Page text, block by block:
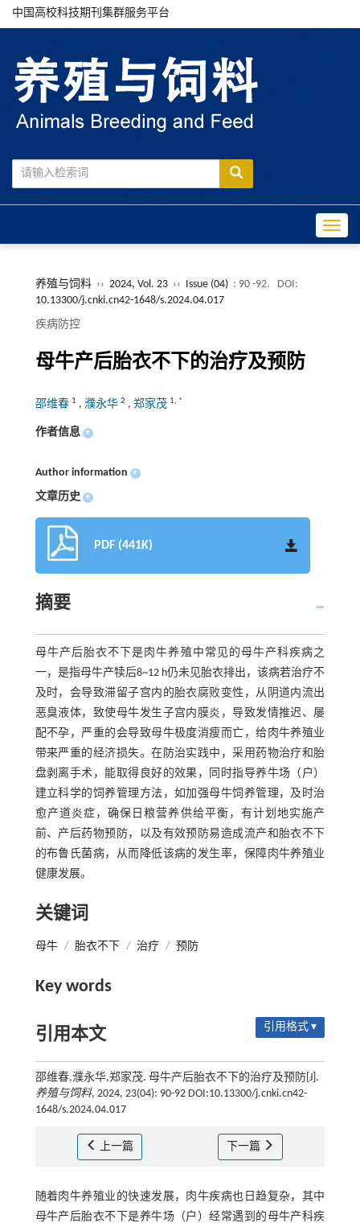
中国高校科技期刊集群服务平台
养殖与饲料 ›› 2024, Vol. 23 ›› Issue (04) : 90 -92.
DOI:
10.13300/j.cnki.cn42-1648/s.2024.04.017
疾病防控
母牛产后胎衣不下的治疗及预防
邵维春 1 , 濮永华 2 , 郑家茂 1, *
作者信息 +
Author information +
文章历史 +
PDF (441K)
摘要
母牛产后胎衣不下是肉牛养殖中常见的母牛产科疾病之
一，是指母牛产犊后8~12 h仍未见胎衣排出，该病若治疗不
及时，会导致滞留子宫内的胎衣腐败变性，从阴道内流出
恶臭液体，致使母牛发生子宫内膜炎，导致发情推迟、屡
配不孕，严重的会导致母牛极度消瘦而亡，给肉牛养殖业
带来严重的经济损失。在防治实践中，采用药物治疗和胎
盘剥离手术，能取得良好的效果，同时指导养牛场（户）
建立科学的饲养管理方法，如加强母牛饲养管理，及时治
愈产道炎症，确保日粮营养供给平衡，有计划地实施产
前、产后药物预防，以及有效预防易造成流产和胎衣不下
的布鲁氏菌病，从而降低该病的发生率，保障肉牛养殖业
健康发展。
关键词
母牛 / 胎衣不下 / 治疗 / 预防
Key words
引用本文 引用格式 ▾
邵维春,濮永华,郑家茂. 母牛产后胎衣不下的治疗及预防[J].
养殖与饲料, 2024, 23(04): 90-92 DOI:10.13300/j.cnki.cn42-
1648/s.2024.04.017
上一篇 下一篇
随着肉牛养殖业的快速发展，肉牛疾病也日趋复杂，其中
母牛产后胎衣不下是养牛场（户）经常遇到的母牛产科疾